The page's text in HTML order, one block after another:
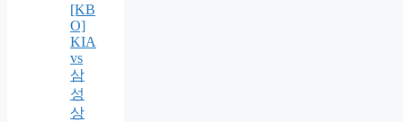
[KB
O]
KIA
vs
삼
성
상